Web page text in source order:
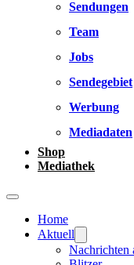
Sendungen
Team
Jobs
Sendegebiet
Werbung
Mediadaten
Shop
Mediathek
Home
Aktuell
Nachrichten